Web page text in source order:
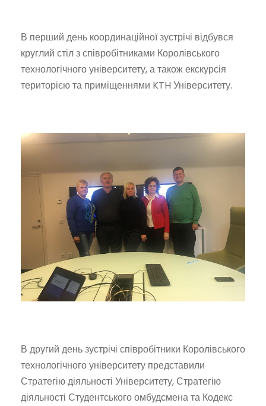
В перший день координаційної зустрічі відбувся
круглий стіл з співробітниками Королівського
технологічного університету, а також екскурсія
територією та приміщеннями KTH Університету.
В другий день зустрічі співробітники Королівського
технологічного університету представили
Стратегію діяльності Університету, Стратегію
діяльності Студентського омбудсмена та Кодекс